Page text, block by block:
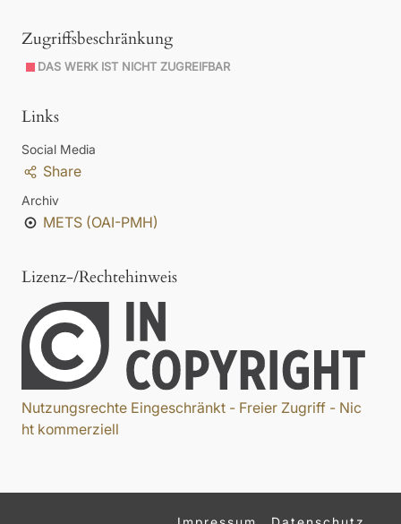
Zugriffsbeschränkung
DAS WERK IST NICHT ZUGREIFBAR
Links
Social Media
Share
Archiv
METS (OAI-PMH)
Lizenz-/Rechtehinweis
Nutzungsrechte Eingeschränkt - Freier Zugriff - Nic
ht kommerziell